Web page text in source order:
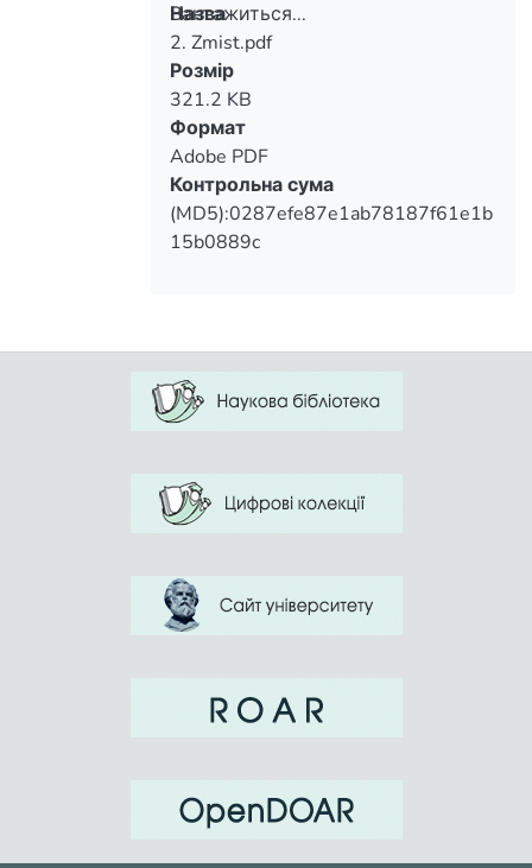
Вантажиться...
Вантажиться...
Назва
2. Zmist.pdf
Розмір
321.2 KB
Формат
Adobe PDF
Контрольна сума
(MD5):0287efe87e1ab78187f61e1b
15b0889c